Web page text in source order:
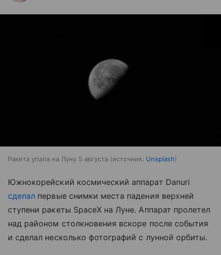
Ракета упала на Луну 5 августа источник: Unsplash
Южнокорейский космический аппарат Danuri
сделал первые снимки места падения верхней
ступени ракеты SpaceX на Луне. Аппарат пролетел
над районом столкновения вскоре после события
и сделал несколько фотографий с лунной орбиты.